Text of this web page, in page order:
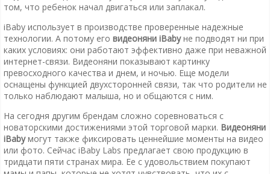
том, что ребенок начал двигаться или заплакал.
iBaby использует в производстве проверенные надежные
технологии. А потому еговидеоняни iBabyне подводят ни при
каких условиях: они работают эффективно даже при неважной
интернет-связи. Видеоняни показывают картинку
превосходного качества и днем, и ночью. Еще модели
оснащены функцией двухсторонней связи, так что родители не
только наблюдают малыша, но и общаются с ним.
На сегодня другим брендам сложно соревноваться с
новаторскими достижениями этой торговой марки. Видеоняни
iBabyмогут также фиксировать ценнейшие моменты на видео
или фото. Сейчас iBaby Labs предлагает свою продукцию в
тридцати пяти странах мира. Ее с удовольствием покупают